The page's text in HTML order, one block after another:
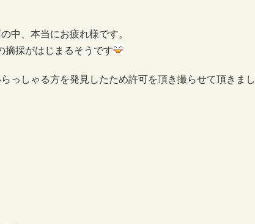
中、本当にお疲れ様です。
摘採がはじまるそうです
っしゃる方を発見したため許可を頂き撮らせて頂きまし